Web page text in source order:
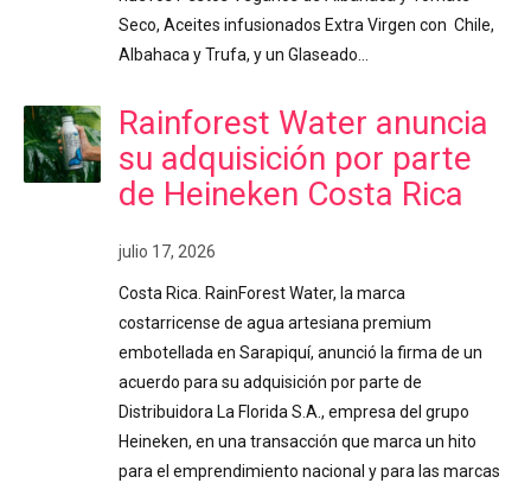
Seco, Aceites infusionados Extra Virgen con Chile,
Albahaca y Trufa, y un Glaseado…
Rainforest Water anuncia
su adquisición por parte
de Heineken Costa Rica
julio 17, 2026
Costa Rica. RainForest Water, la marca
costarricense de agua artesiana premium
embotellada en Sarapiquí, anunció la firma de un
acuerdo para su adquisición por parte de
Distribuidora La Florida S.A., empresa del grupo
Heineken, en una transacción que marca un hito
para el emprendimiento nacional y para las marcas